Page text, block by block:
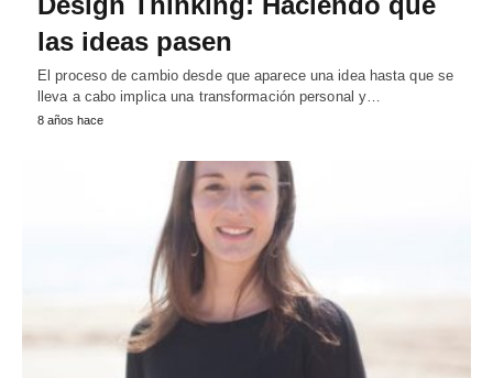
las ideas pasen
El proceso de cambio desde que aparece una idea hasta que se
lleva a cabo implica una transformación personal y…
8 años hace